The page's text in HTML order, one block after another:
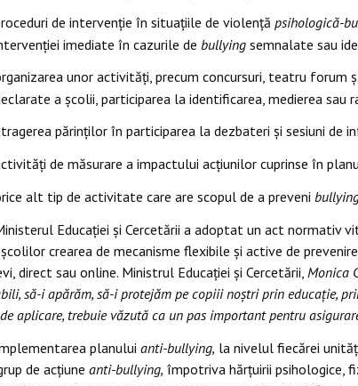
de intervenție în situațiile de violență psihologică-
imediate în cazurile de bullying semnalate sau
unor activități, precum concursuri, teatru forum
a școlii, participarea la identificarea, medierea sau
părinților în participarea la dezbateri și sesiuni de
de măsurare a impactului acțiunilor cuprinse în
alt tip de activitate care are scopul de a preveni
Educației și Cercetării a adoptat un act normativ
crearea de mecanisme flexibile și active de
direct sau online. Ministrul Educației și Cercetării, Monica
să-i apărăm, să-i protejăm pe copiii noștri prin educație,
aplicare, trebuie văzută ca un pas important pentru
planului anti-bullying, la nivelul fiecărei
de acţiune anti-bullying, împotriva hărţuirii psihologice,